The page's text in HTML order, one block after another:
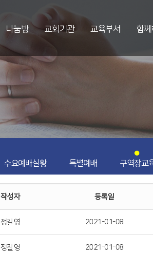
나눔방 교회기관 교육부서 함
수요예배실황 특별예배 구역장교
작성자 등록일
정길영 2021-01-08
정길영 2021-01-08